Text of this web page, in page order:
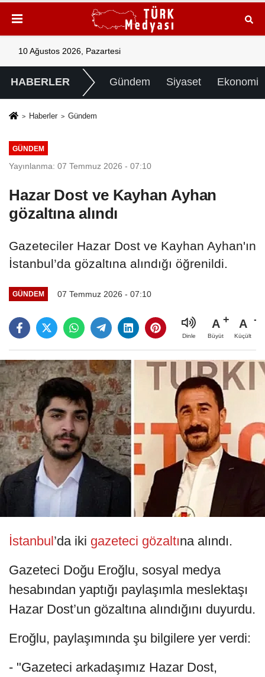
10 Ağustos 2026, Pazartesi
HABERLER Gündem Siyaset Ekonomi
Haberler Gündem
GÜNDEM
Yayınlanma: 07 Temmuz 2026 - 07:10
Hazar Dost ve Kayhan Ayhan
gözaltına alındı
Gazeteciler Hazar Dost ve Kayhan Ayhan'ın
İstanbul’da gözaltına alındığı öğrenildi.
GÜNDEM 07 Temmuz 2026 - 07:10
Dinle
A
Büyüt
A
Küçült
İstanbul’da iki gazeteci gözaltına alındı.
Gazeteci Doğu Eroğlu, sosyal medya
hesabından yaptığı paylaşımla meslektaşı
Hazar Dost’un gözaltına alındığını duyurdu.
Eroğlu, paylaşımında şu bilgilere yer verdi:
- "Gazeteci arkadaşımız Hazar Dost,